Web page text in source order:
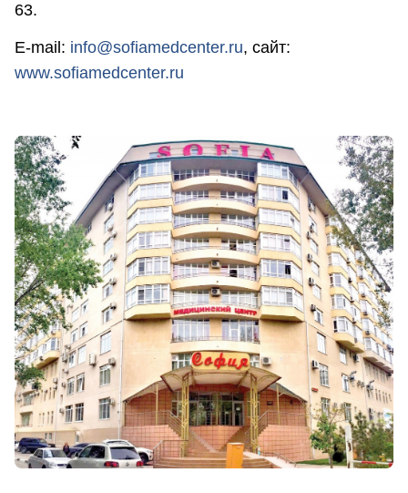
63.
E-mail: info@sofiamedcenter.ru, сайт:
www.sofiamedcenter.ru